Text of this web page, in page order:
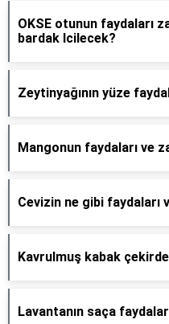
OKSE otunun faydaları
bardak Icilecek?
Zeytinyağının yüze
Mangonun faydaları ve
Cevizin ne gibi faydaları
Kavrulmuş kabak
Lavantanın saça